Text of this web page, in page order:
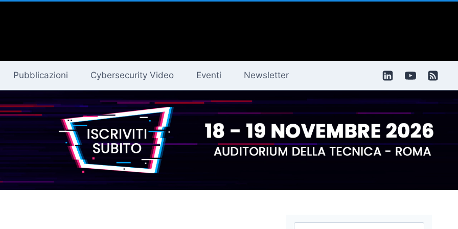
Pubblicazioni Cybersecurity Video Eventi Newsletter